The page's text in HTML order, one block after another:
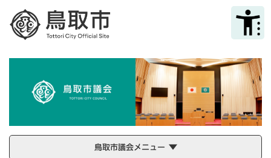
メニューを飛ばして本文へ
鳥取市議会メニュー